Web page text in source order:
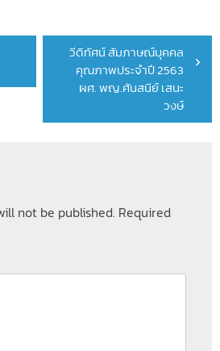
วีดิทัศน์ สัมภาษณ์บุคคล
คุณภาพประจำปี 2563
ผศ. พญ.ศันสนีย์ เสนะ
วงษ์
not be published. Required